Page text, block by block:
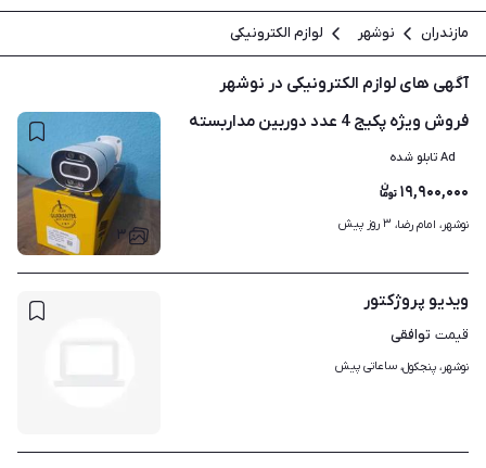
مازندران نوشهر لوازم الکترونیکی
آگهی های لوازم الکترونیکی در نوشهر
۳
فروش ویژه پکیج 4 عدد دوربین مداربسته
Ad تابلو شده
۱۹,۹۰۰,۰۰۰
نوشهر، امام رضا، ۳ روز پیش
ویدیو پروژکتور
قیمت توافقی
نوشهر، پنجکول، ساعاتی پیش